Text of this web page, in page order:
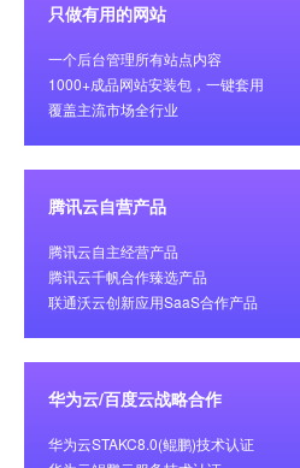
只做有用的网站
一个后台管理所有站点内容
1000+成品网站安装包，一键套用
覆盖主流市场全行业
腾讯云自营产品
腾讯云自主经营产品
腾讯云千帆合作臻选产品
联通沃云创新应用SaaS合作产品
华为云/百度云战略合作
华为云STAKC8.0(鲲鹏)技术认证